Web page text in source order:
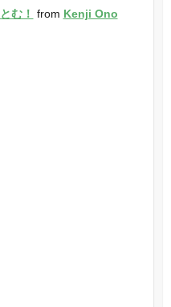
む！ from Kenji Ono